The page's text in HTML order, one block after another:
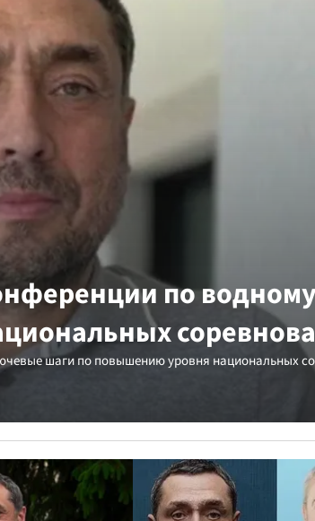
События
по
шаги по повышению уровня национальных